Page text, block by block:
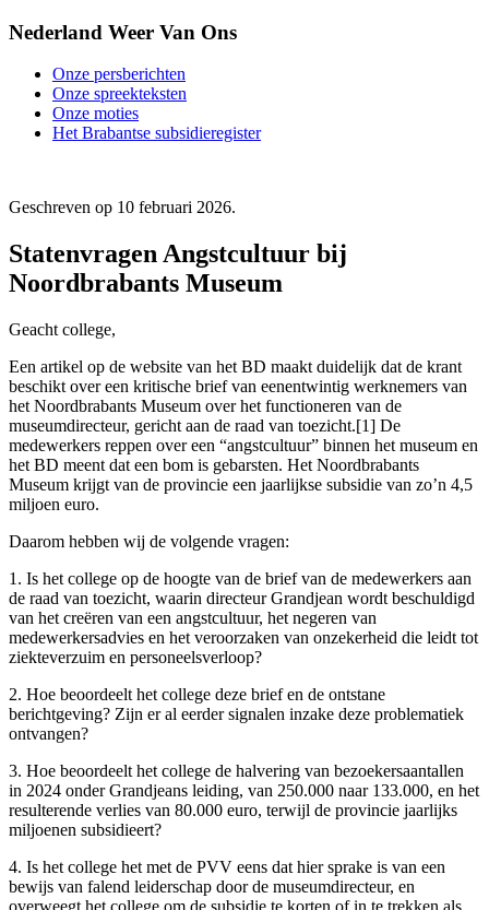
Nederland Weer Van Ons
Onze persberichten
Onze spreekteksten
Onze moties
Het Brabantse subsidieregister
Geschreven op 10 februari 2026.
Statenvragen Angstcultuur bij
Noordbrabants Museum
Geacht college,
Een artikel op de website van het BD maakt duidelijk dat de krant
beschikt over een kritische brief van eenentwintig werknemers van
het Noordbrabants Museum over het functioneren van de
museumdirecteur, gericht aan de raad van toezicht.[1] De
medewerkers reppen over een “angstcultuur” binnen het museum en
het BD meent dat een bom is gebarsten. Het Noordbrabants
Museum krijgt van de provincie een jaarlijkse subsidie van zo’n 4,5
miljoen euro.
Daarom hebben wij de volgende vragen:
1. Is het college op de hoogte van de brief van de medewerkers aan
de raad van toezicht, waarin directeur Grandjean wordt beschuldigd
van het creëren van een angstcultuur, het negeren van
medewerkersadvies en het veroorzaken van onzekerheid die leidt tot
ziekteverzuim en personeelsverloop?
2. Hoe beoordeelt het college deze brief en de ontstane
berichtgeving? Zijn er al eerder signalen inzake deze problematiek
ontvangen?
3. Hoe beoordeelt het college de halvering van bezoekersaantallen
in 2024 onder Grandjeans leiding, van 250.000 naar 133.000, en het
resulterende verlies van 80.000 euro, terwijl de provincie jaarlijks
miljoenen subsidieert?
4. Is het college het met de PVV eens dat hier sprake is van een
bewijs van falend leiderschap door de museumdirecteur, en